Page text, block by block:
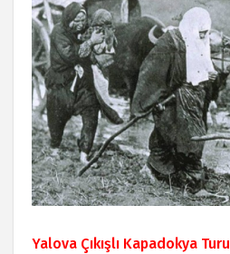
Yalova Çıkışlı Kapadokya Turu